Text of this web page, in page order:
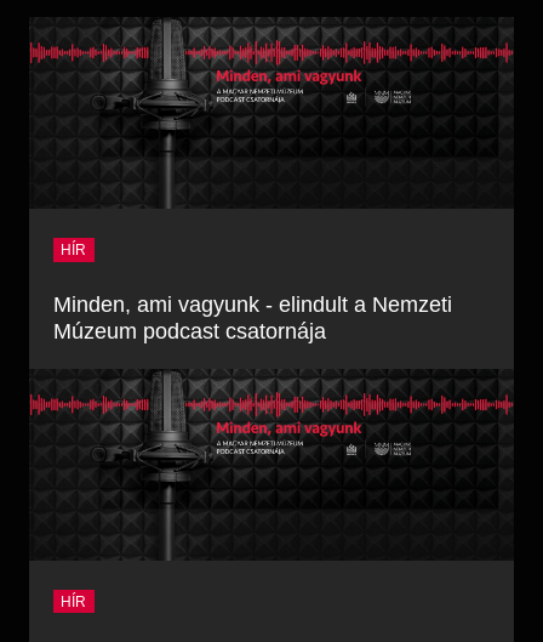
Minden, ami vagyunk - elindult a Nemzeti
Múzeum podcast csatornája
HÍR
HÍR